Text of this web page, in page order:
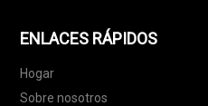
ENLACES RÁPIDOS
Hogar
Sobre nosotros